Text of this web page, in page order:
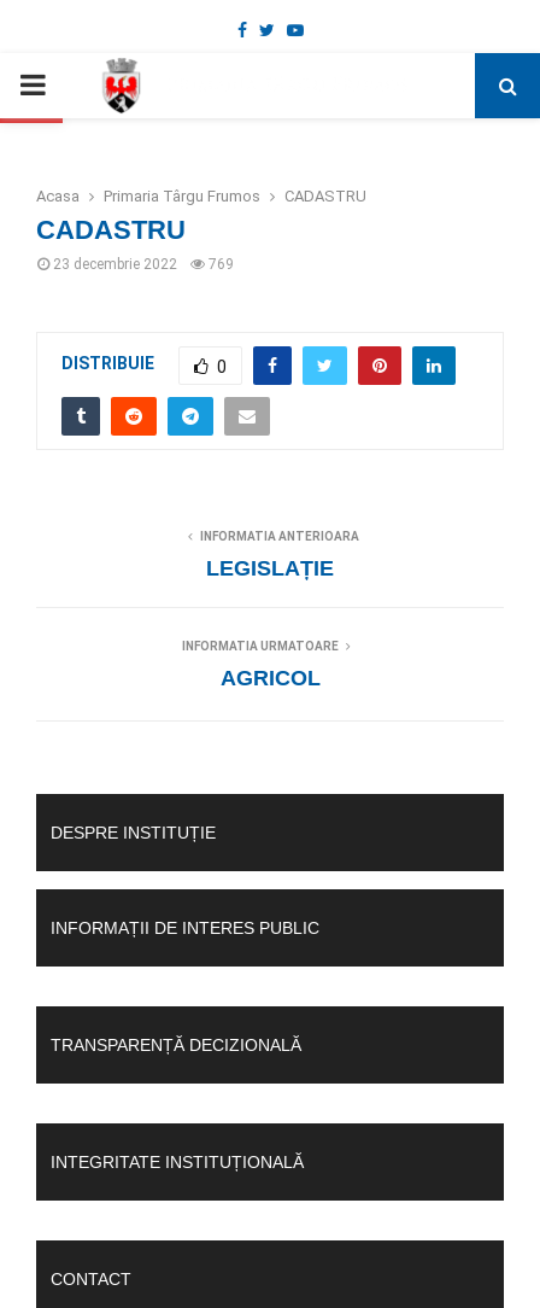
Deschide bara de unelte
Facebook
TwitterYoutube
PRIMARY
Acasa Primaria Târgu Frumos CADASTRU
CADASTRU
23 decembrie 2022 769
DISTRIBUIE 0
INFORMATIA ANTERIOARA
LEGISLAȚIE
INFORMATIA URMATOARE
AGRICOL
DESPRE INSTITUȚIE
INFORMAȚII DE INTERES PUBLIC
TRANSPARENȚĂ DECIZIONALĂ
INTEGRITATE INSTITUȚIONALĂ
CONTACT